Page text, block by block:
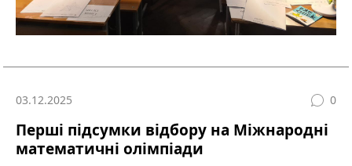
03.12.2025 0
Перші підсумки відбору на Міжнародні
математичні олімпіади